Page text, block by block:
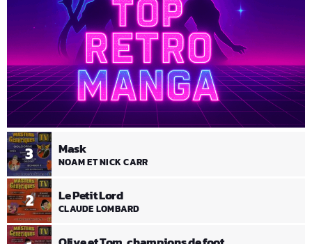
2 Le Petit Lord
CLAUDE LOMBARD
3 Mask
NOAM ET NICK CARR